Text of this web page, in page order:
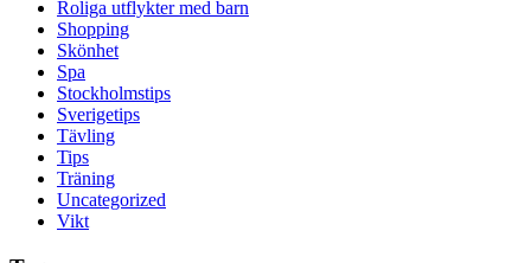
Roliga utflykter med barn
Shopping
Skönhet
Spa
Stockholmstips
Sverigetips
Tävling
Tips
Träning
Uncategorized
Vikt